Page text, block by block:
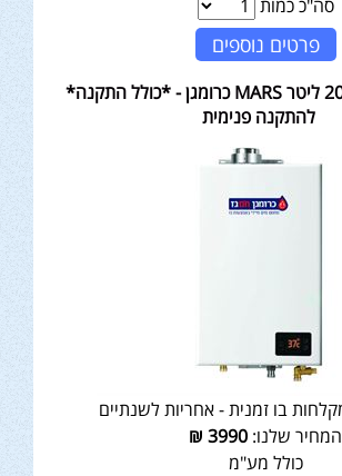
סה"כ כמות
פרטים נוספים
מחמם מים בגז 20 ליטר MARS כרומגן - *כולל התקנה*
להתקנה פנימית
המחיר שלנו: 3990
₪
כולל מע"מ